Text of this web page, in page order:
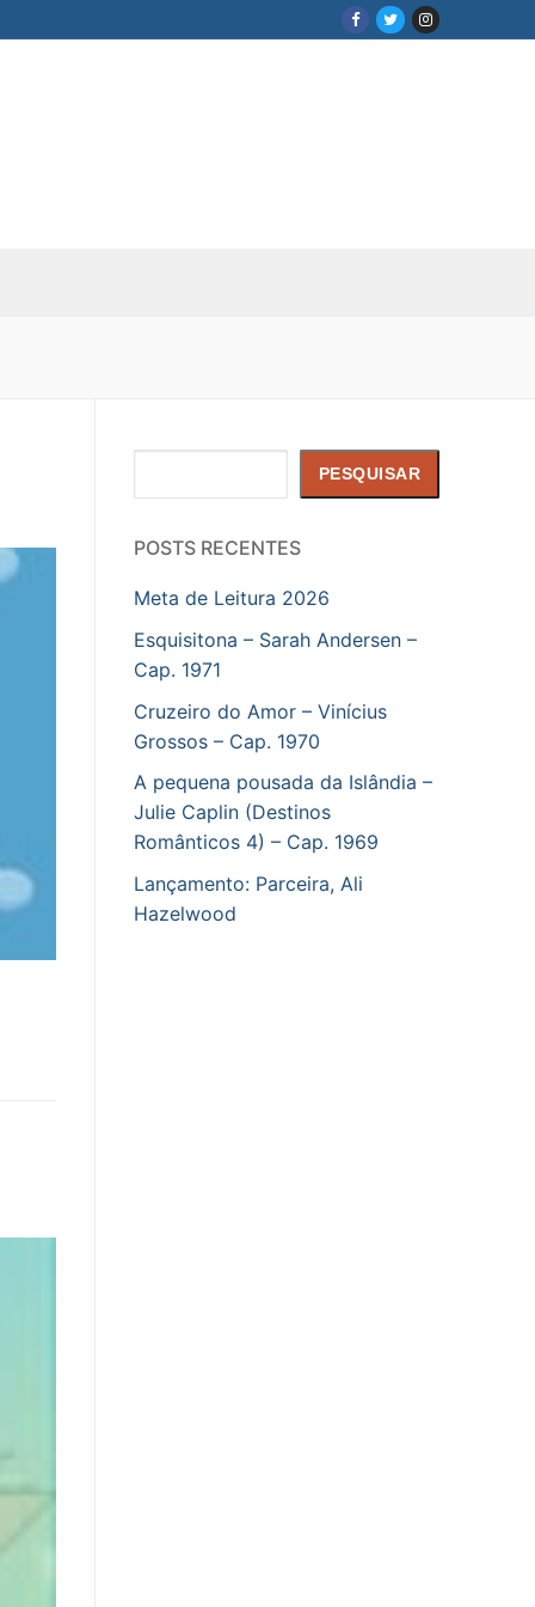
PESQUISAR
POSTS RECENTES
Meta de Leitura 2026
Esquisitona – Sarah Andersen –
Cap. 1971
Cruzeiro do Amor – Vinícius
Grossos – Cap. 1970
A pequena pousada da Islândia –
Julie Caplin (Destinos
Românticos 4) – Cap. 1969
Lançamento: Parceira, Ali
Hazelwood